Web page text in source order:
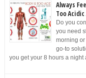
Always
Too Acidic
Do you
you need
morning
go-to
you get your 8 hours a